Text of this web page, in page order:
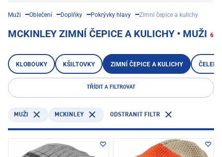
Muži Oblečení Doplňky Pokrývky hlavy Zimní čepice a kulichy
MCKINLEY ZIMNÍ ČEPICE A KULICHY • MUŽI 6
KLOBOUKY KŠILTOVKY ZIMNÍ ČEPICE A KULICHY
TŘÍDIT A FILTROVAT
MUŽI MCKINLEY ODSTRANIT FILTR